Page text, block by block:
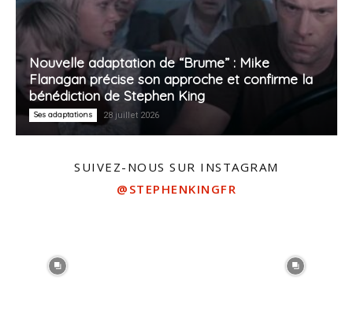
Nouvelle adaptation de “Brume” : Mike
Flanagan précise son approche et confirme la
bénédiction de Stephen King
Ses adaptations 28 juillet 2026
SUIVEZ-NOUS SUR INSTAGRAM
@STEPHENKINGFR